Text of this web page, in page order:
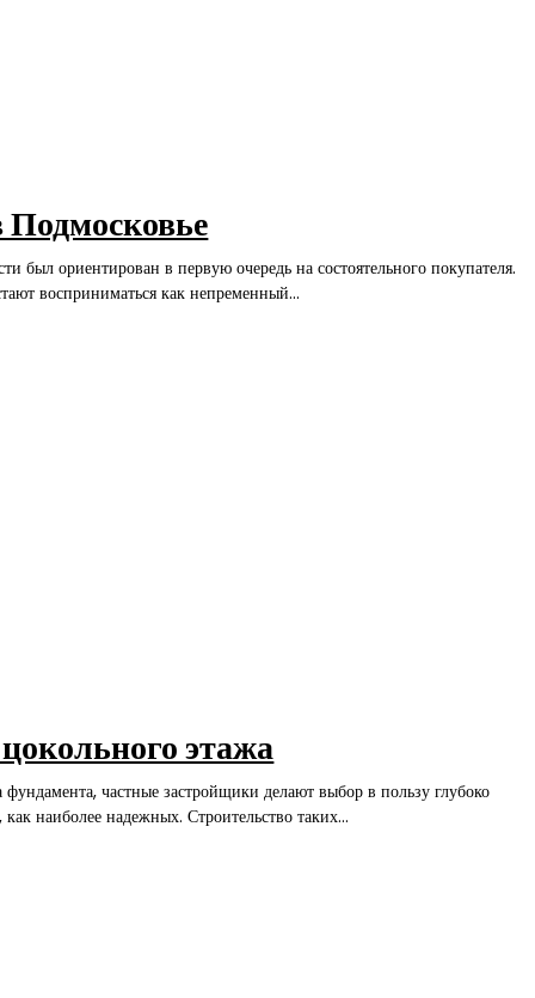
Подмосковье
был ориентирован в первую очередь на состоятельного покупателя.
восприниматься как непременный...
этажа
частные застройщики делают выбор в пользу глубоко
наиболее надежных. Строительство таких...